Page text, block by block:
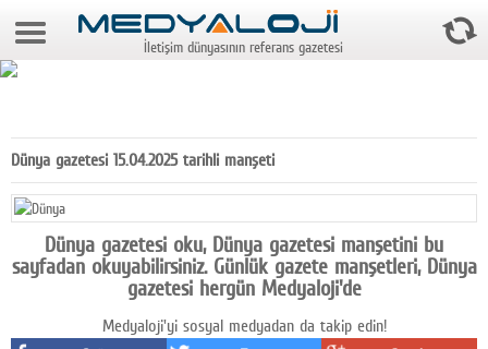
9 Ağustos 2026 5:37:10
Gazeteler
Medya
Reyting-tiraj
Teknoloji
İletişim dünyasının referans gazetesi
Dünya gazetesi 15.04.2025 tarihli manşeti
Dünya gazetesi oku, Dünya gazetesi manşetini bu
sayfadan okuyabilirsiniz. Günlük gazete manşetleri, Dünya
gazetesi hergün Medyaloji'de
Medyaloji'yi sosyal medyadan da takip edin!